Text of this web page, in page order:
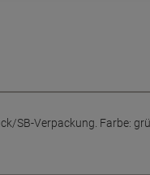
SB-Verpackung. Farbe: